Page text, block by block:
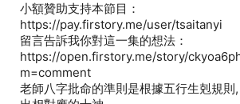
小額贊助支持本節目：
https://pay.firstory.me/user/tsaitanyi
留言告訴我你對這一集的想法：
https://open.firstory.me/story/
m=comment
老師八字批命的準則是根據五行生剋規則